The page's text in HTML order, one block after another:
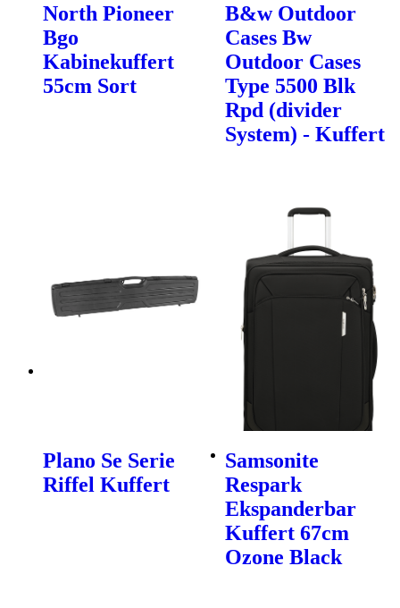
North Pioneer
Bgo
Kabinekuffert
55cm Sort
B&w Outdoor
Cases Bw
Outdoor Cases
Type 5500 Blk
Rpd (divider
System) - Kuffert
Plano Se Serie
Riffel Kuffert
Samsonite
Respark
Ekspanderbar
Kuffert 67cm
Ozone Black